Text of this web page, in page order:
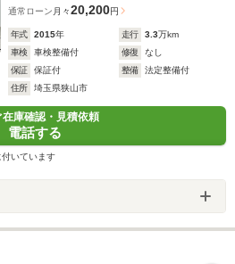
通常ローン 月々20,200円
年式 2015年 走行 3.3万km
車検
車検整備付 修復
なし
保証
保証付 整備
法定整備付
住所
埼玉県狭山市
在庫確認・見積依頼
電話する
いています